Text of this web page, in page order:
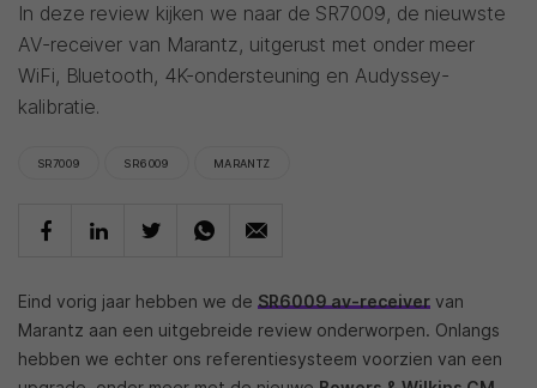
In deze review kijken we naar de SR7009, de nieuwste
AV-receiver van Marantz, uitgerust met onder meer
WiFi, Bluetooth, 4K-ondersteuning en Audyssey-
kalibratie.
SR7009 SR6009 MARANTZ
Eind vorig jaar hebben we de SR6009 av-receiver van
Marantz aan een uitgebreide review onderworpen. Onlangs
hebben we echter ons referentiesysteem voorzien van een